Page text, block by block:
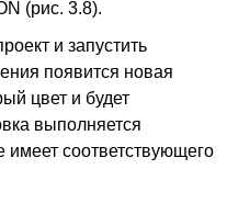
(рис. 3.8).
и запустить
появится новая
цвет и будет
выполняется
имеет соответствующего